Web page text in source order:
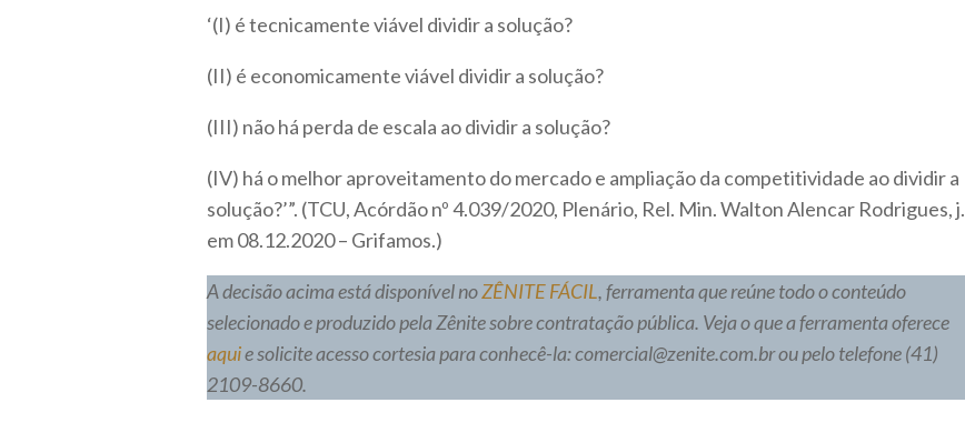
‘(I) é tecnicamente viável dividir a solução?
(II) é economicamente viável dividir a solução?
(III) não há perda de escala ao dividir a solução?
(IV) há o melhor aproveitamento do mercado e ampliação da competitividade ao dividir a
solução?’”. (TCU, Acórdão nº 4.039/2020, Plenário, Rel. Min. Walton Alencar Rodrigues, j.
em 08.12.2020 – Grifamos.)
A decisão acima está disponível noZÊNITE FÁCIL, ferramenta que reúne todo o conteúdo
selecionado e produzido pela Zênite sobre contratação pública. Veja o que a ferramenta oferece
aquie solicite acesso cortesia para conhecê-la: comercial@zenite.com.br ou pelo telefone (41)
2109-8660.